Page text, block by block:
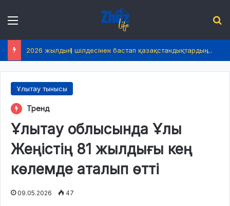
2026 жылдың 1 шілдесінен бастап қазақстандықтардың өмірінде не өзгереді?
Ұлытау тынысы
Тренд
Ұлытау облысында Ұлы
Жеңістің 81 жылдығы кең
көлемде аталып өтті
09.05.2026 47